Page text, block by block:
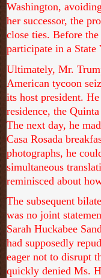
Washington,
her successor, the
close ties. Before
participate in a
Ultimately, Mr.
American tycoon
its host president.
residence, the
The next day, he
Casa Rosada
photographs, he
simultaneous
reminisced about
The subsequent
was no joint
Sarah Huckabee
had supposedly
eager not to disrupt
quickly denied Ms.